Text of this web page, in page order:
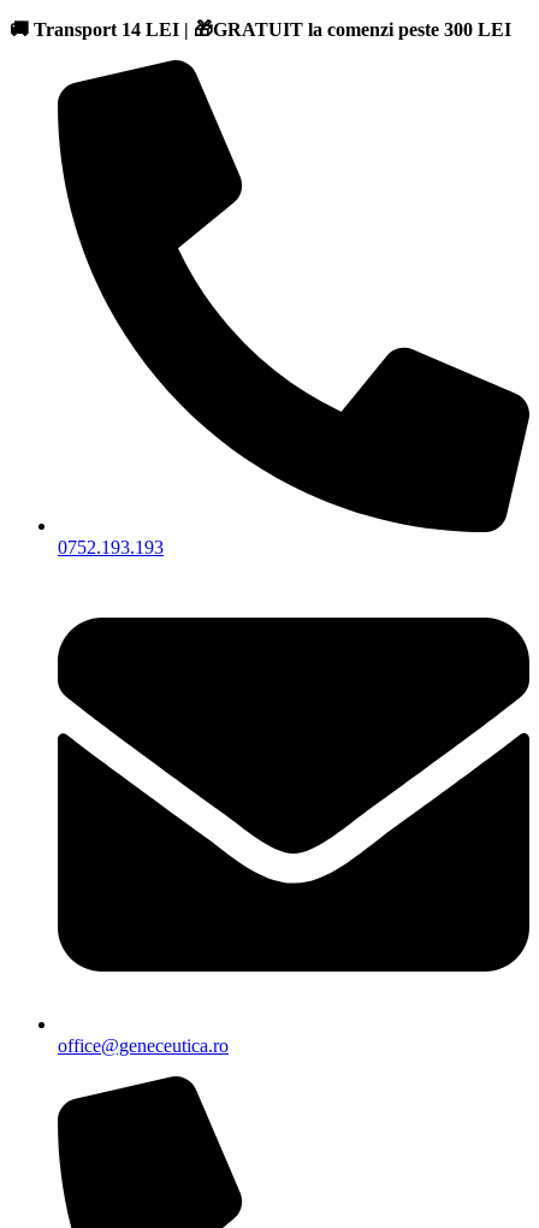
🚚 Transport 14 LEI | 🎁GRATUIT la comenzi peste 300 LEI
0752.193.193
office@geneceutica.ro